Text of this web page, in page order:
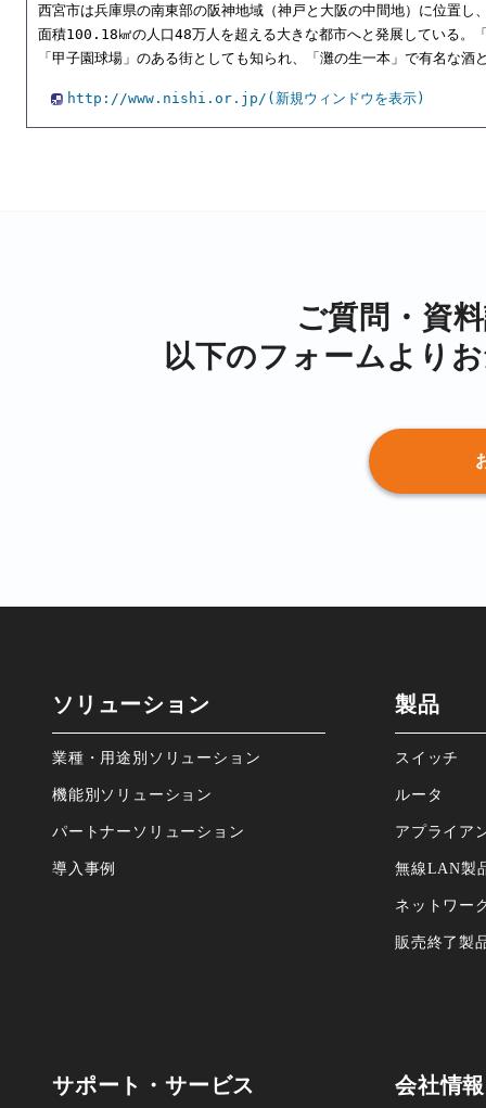
西宮市は兵庫県の南東部の阪神地域（神戸と大阪の中間地）に位置
面積100.18㎢の人口48万人を超える大きな都市へと発展している。
「甲子園球場」のある街としても知られ、「灘の生一本」で有名な酒
http://www.nishi.or.jp/(新規ウィンドウを表示)
ご質問・資
以下のフォームより
ソリューション
業種・⽤途別ソリューション
機能別ソリューション
パートナーソリューション
導⼊事例
製品
スイッチ
ルータ
アプライア
無線LAN製
ネットワー
販売終了製
サポート・サービス 会社情報